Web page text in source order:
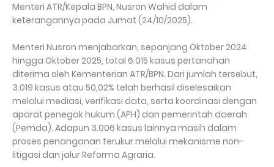
Menteri ATR/Kepala BPN, Nusron Wahid dalam
keterangannya pada Jumat (24/10/2025).
Menteri Nusron menjabarkan, sepanjang Oktober 2024
hingga Oktober 2025, total 6.015 kasus pertanahan
diterima oleh Kementerian ATR/BPN. Dari jumlah tersebut,
3.019 kasus atau 50,02% telah berhasil diselesaikan
melalui mediasi, verifikasi data, serta koordinasi dengan
aparat penegak hukum (APH) dan pemerintah daerah
(Pemda). Adapun 3.006 kasus lainnya masih dalam
proses penanganan terukur melalui mekanisme non-
litigasi dan jalur Reforma Agraria.